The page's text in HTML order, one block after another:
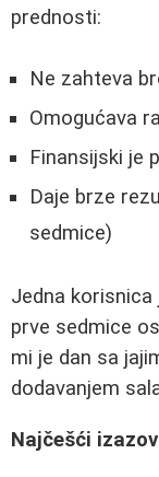
prednosti:
Ne zahteva
Omogućava
Finansijski je
Daje brze
sedmice)
Jedna
prve sedmice
mi je dan sa
dodavanjem
Najčešći